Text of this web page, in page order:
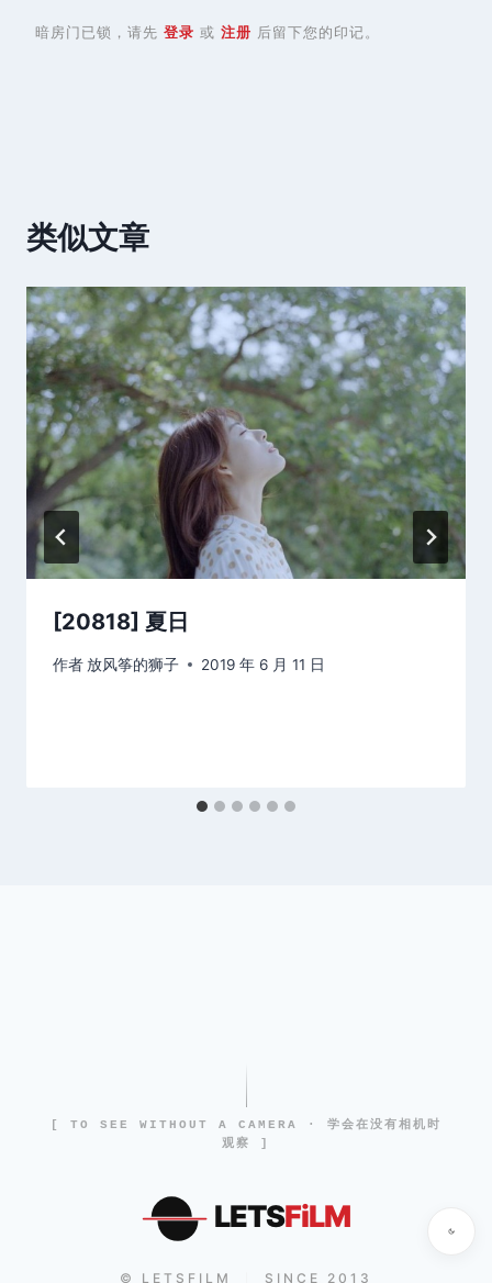
暗房门已锁，请先 登录 或 注册 后留下您的印记。
类似文章
[20818] 夏日
作者 放风筝的狮子 2019 年 6 月 11 日
[ TO SEE WITHOUT A CAMERA · 学会在没有相机时
观察 ]
LETSFiLM
© LETSFILM SINCE 2013